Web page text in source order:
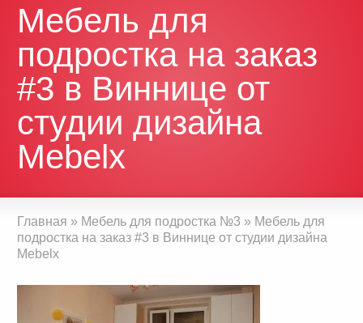
Мебель для
подростка на заказ
#3 в Виннице от
студии дизайна
Mebelx
Главная » Мебель для подростка №3 » Мебель для
подростка на заказ #3 в Виннице от студии дизайна
Mebelx